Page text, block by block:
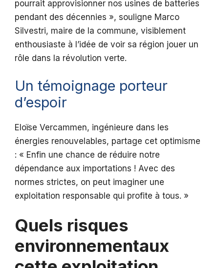
pourrait approvisionner nos usines de batteries
pendant des décennies », souligne Marco
Silvestri, maire de la commune, visiblement
enthousiaste à l’idée de voir sa région jouer un
rôle dans la révolution verte.
Un témoignage porteur
d’espoir
Eloïse Vercammen, ingénieure dans les
énergies renouvelables, partage cet optimisme
: « Enfin une chance de réduire notre
dépendance aux importations ! Avec des
normes strictes, on peut imaginer une
exploitation responsable qui profite à tous. »
Quels risques
environnementaux